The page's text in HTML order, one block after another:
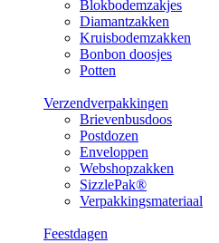
Blokbodemzakjes
Diamantzakken
Kruisbodemzakken
Bonbon doosjes
Potten
Verzendverpakkingen
Brievenbusdoos
Postdozen
Enveloppen
Webshopzakken
SizzlePak®
Verpakkingsmateriaal
Feestdagen